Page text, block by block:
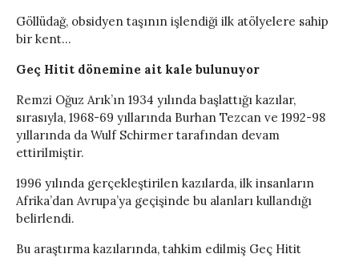
Göllüdağ, obsidyen taşının işlendiği ilk atölyelere sahip
bir kent…
Geç Hitit dönemine ait kale bulunuyor
Remzi Oğuz Arık’ın 1934 yılında başlattığı kazılar,
sırasıyla, 1968-69 yıllarında Burhan Tezcan ve 1992-98
yıllarında da Wulf Schirmer tarafından devam
ettirilmiştir.
1996 yılında gerçekleştirilen kazılarda, ilk insanların
Afrika’dan Avrupa’ya geçişinde bu alanları kullandığı
belirlendi.
Bu araştırma kazılarında, tahkim edilmiş Geç Hitit